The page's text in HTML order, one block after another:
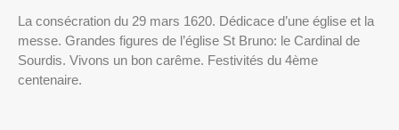
La consécration du 29 mars 1620. Dédicace d’une église et la
messe. Grandes figures de l’église St Bruno: le Cardinal de
Sourdis. Vivons un bon carême. Festivités du 4ème
centenaire.